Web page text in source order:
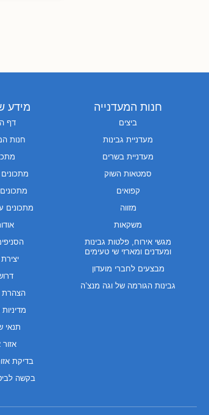
חנות המעדנייה
ביצים
מעדניית גבינות
מעדניית בשרים
סמטאות השוק
קפואים
מזווה
משקאות
מגשי אירוח, פלטות גבינות
ומעדנים ומארזי שי טעימים
מבצעים לחברי מועדון
גבינות הגורמה של וגה מנצ’ה
מידע
דף
חנות
מתכונים
הצהרת
תנאי
אזור
בדיקת
בקשה